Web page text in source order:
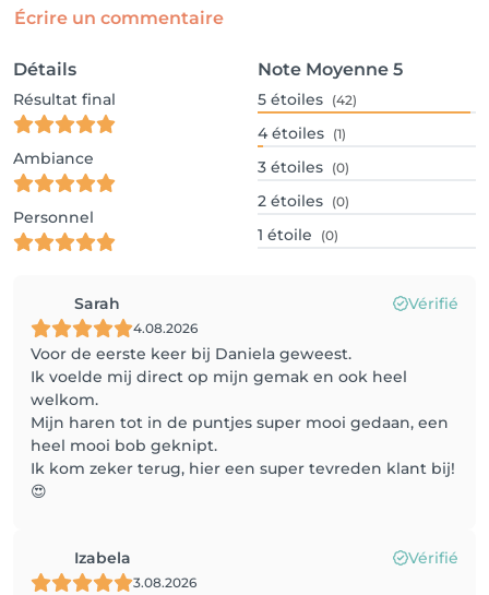
Écrire un commentaire
Détails
Résultat final
Ambiance
Personnel
Note Moyenne 5
5 étoiles (42)
4 étoiles (1)
3 étoiles (0)
2 étoiles (0)
1 étoile (0)
Sarah Vérifié
4.08.2026
Voor de eerste keer bij Daniela geweest.
Ik voelde mij direct op mijn gemak en ook heel
welkom.
Mijn haren tot in de puntjes super mooi gedaan, een
heel mooi bob geknipt.
Ik kom zeker terug, hier een super tevreden klant bij!
😍
Izabela Vérifié
3.08.2026